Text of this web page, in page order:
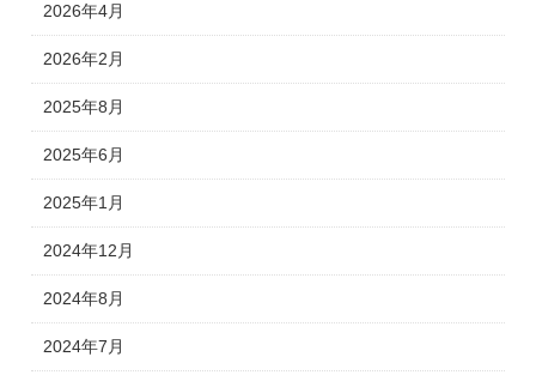
2026年4月
2026年2月
2025年8月
2025年6月
2025年1月
2024年12月
2024年8月
2024年7月